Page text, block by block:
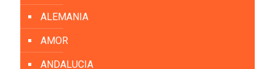
ALEMANIA
AMOR
ANDALUCIA